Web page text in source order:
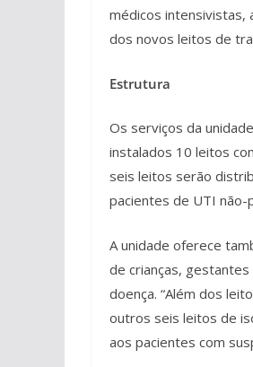
médicos intensivistas,
dos novos leitos de
Estrutura
Os serviços da
instalados 10 leitos
seis leitos serão
pacientes de UTI não-
A unidade oferece
de crianças,
doença. “Além dos
outros seis leitos de
aos pacientes com